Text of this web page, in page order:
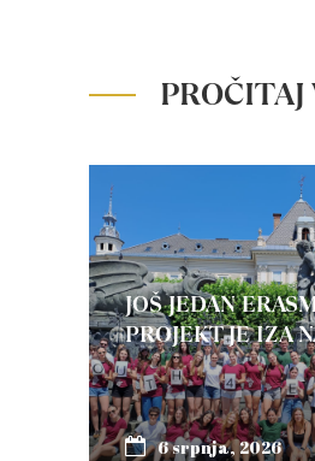
PROČITAJ
JOŠ JEDAN
PROJEKT JE IZA
6 srpnja, 2026